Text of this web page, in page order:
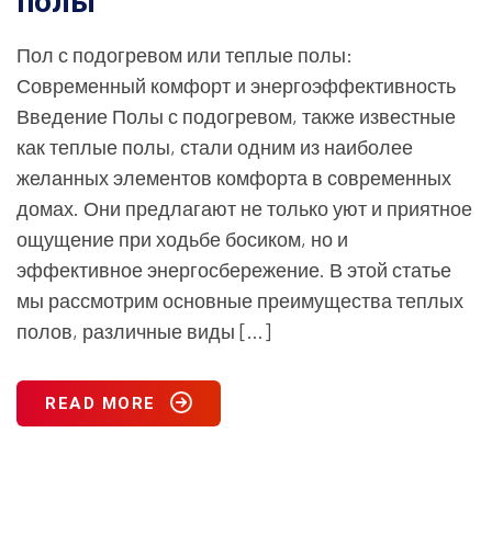
Пол с подогревом или теплые полы:
Современный комфорт и энергоэффективность
Введение Полы с подогревом, также известные
как теплые полы, стали одним из наиболее
желанных элементов комфорта в современных
домах. Они предлагают не только уют и приятное
ощущение при ходьбе босиком, но и
эффективное энергосбережение. В этой статье
мы рассмотрим основные преимущества теплых
полов, различные виды […]
READ MORE